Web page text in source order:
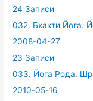
24 Записи
032. Бхакти Йога.
2008-04-27
23 Записи
033. Йога Рода.
2010-05-16